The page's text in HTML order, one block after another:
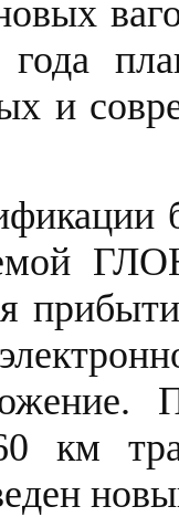
и
км